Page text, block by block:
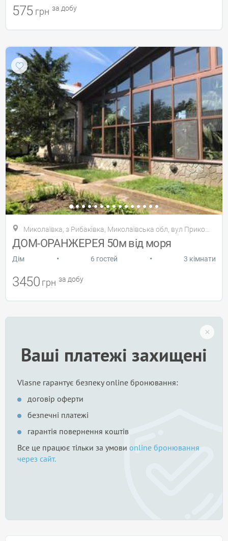
575 грн за добу
Миколаївка, з Рибаківка, Миколаївська обл, вул Прикордонна 1
ДОМ-ОРАНЖЕРЕЯ 50м від моря
Дiм • 6 гостей • 3 кімнати
3450 грн за добу
Ваші платежі захищені
Vlasne гарантує безпеку online бронювання:
договір оферти
безпечні платежі
гарантія повернення коштів
Все це працює тільки за умови online бронювання
через сайт.